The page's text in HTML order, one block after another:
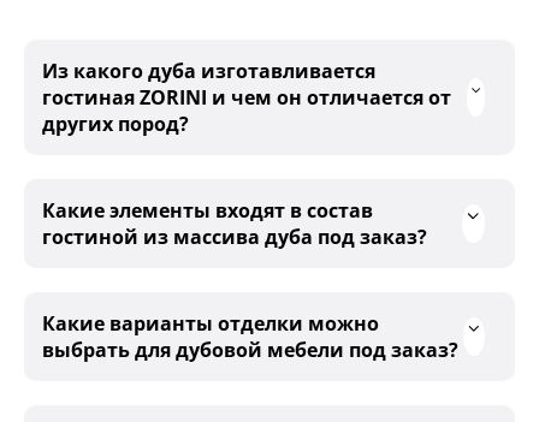
Из какого дуба изготавливается
гостиная ZORINI и чем он отличается от
других пород?
Какие элементы входят в состав
гостиной из массива дуба под заказ?
Какие варианты отделки можно
выбрать для дубовой мебели под заказ?